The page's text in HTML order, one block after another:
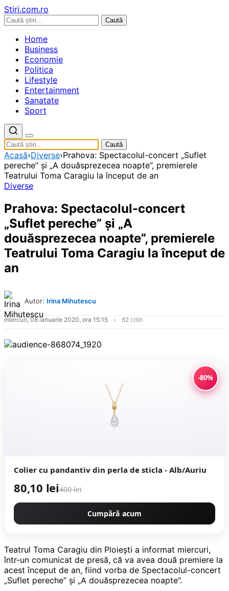
Stiri.com.ro
Caută
Home
Business
Economie
Politica
Lifestyle
Entertainment
Sanatate
Sport
Caută
Acasă›Diverse›Prahova: Spectacolul-concert „Suflet
pereche” şi „A douăsprezecea noapte”, premierele
Teatrului Toma Caragiu la început de an
Diverse
Prahova: Spectacolul-concert
„Suflet pereche” şi „A
douăsprezecea noapte”, premierele
Teatrului Toma Caragiu la început de
an
Autor: Irina Mihutescu
miercuri, 08 ianuarie 2020, ora 15:15 62 citiri
-80%
Colier cu pandantiv din perla de sticla - Alb/Auriu
80,10 lei400 lei
Cumpără acum
Teatrul Toma Caragiu din Ploieşti a informat miercuri,
într-un comunicat de presă, că va avea două premiere la
acest început de an, fiind vorba de Spectacolul-concert
„Suflet pereche” şi „A douăsprezecea noapte”.